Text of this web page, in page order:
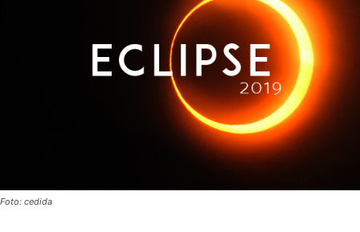
Foto: cedida